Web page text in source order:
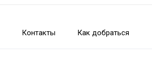
Контакты Как добраться